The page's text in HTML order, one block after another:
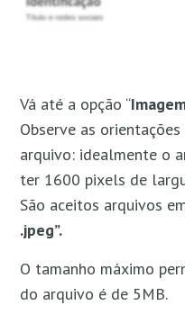
Vá até a opção “
Observe as
arquivo: idealmente o
ter 1600 pixels de
São aceitos arquivos
.jpeg”.
O tamanho máximo
do arquivo é de 5MB.